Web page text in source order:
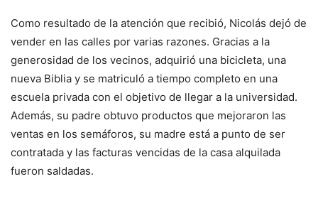
Como resultado de la atención que recibió, Nicolás dejó de
vender en las calles por varias razones. Gracias a la
generosidad de los vecinos, adquirió una bicicleta, una
nueva Biblia y se matriculó a tiempo completo en una
escuela privada con el objetivo de llegar a la universidad.
Además, su padre obtuvo productos que mejoraron las
ventas en los semáforos, su madre está a punto de ser
contratada y las facturas vencidas de la casa alquilada
fueron saldadas.